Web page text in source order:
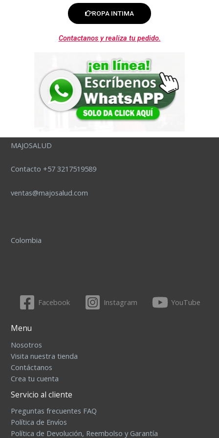
ROPA INTIMA
Contactanos y realiza tu pedido.
MAJOSALUD
Contacto +57 3217519589
ventas@majosalud.com
Colombia
Facebook Instagram YouTube
Menu
Nosotros
Visita nuestra tienda
Contáctanos
Crea tu cuenta
Servicio al cliente
Preguntas frecuentes FAQ
Política de Envíos
Política de Devolución, Reembolso y Garantía